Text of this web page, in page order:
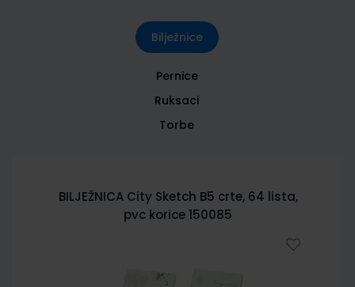
Bilježnice
Pernice
Ruksaci
Torbe
BILJEŽNICA City Sketch B5 crte, 64 lista,
pvc korice 150085